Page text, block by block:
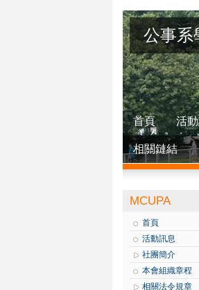
公事系
首頁 活
相關鏈結
MCUPA
首頁
活動訊息
社團簡介
本會組織章程
相關法令規章